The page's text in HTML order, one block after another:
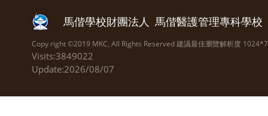
馬偕學校財團法人 馬偕醫護管理專科學校
Copy right ©2019 MKC, All Rights Reserved 建議最佳瀏覽解析度
Visits:3849022
Update:2026/08/07